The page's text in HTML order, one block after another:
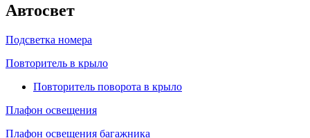
Автосвет
Подсветка номера
Повторитель в крыло
Повторитель поворота в крыло
Плафон освещения
Плафон освещения багажника